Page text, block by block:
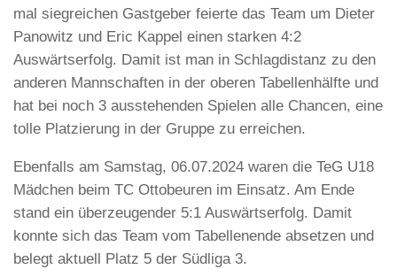
mal siegreichen Gastgeber feierte das Team um Dieter
Panowitz und Eric Kappel einen starken 4:2
Auswärtserfolg. Damit ist man in Schlagdistanz zu den
anderen Mannschaften in der oberen Tabellenhälfte und
hat bei noch 3 ausstehenden Spielen alle Chancen, eine
tolle Platzierung in der Gruppe zu erreichen.
Ebenfalls am Samstag, 06.07.2024 waren die TeG U18
Mädchen beim TC Ottobeuren im Einsatz. Am Ende
stand ein überzeugender 5:1 Auswärtserfolg. Damit
konnte sich das Team vom Tabellenende absetzen und
belegt aktuell Platz 5 der Südliga 3.